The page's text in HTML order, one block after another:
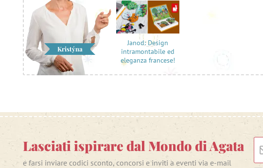
Kristýna
Janod: Design
intramontabile ed
eleganza francese!
Lasciati ispirare dal Mondo di Agata
e farsi inviare codici sconto, concorsi e inviti a eventi via e-mail